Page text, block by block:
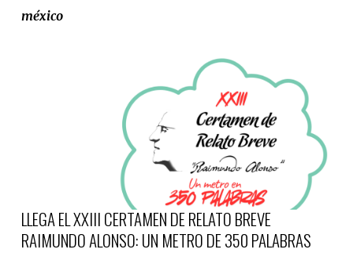
méxico
LLEGA EL XXIII CERTAMEN DE RELATO BREVE
RAIMUNDO ALONSO: UN METRO DE 350 PALABRAS